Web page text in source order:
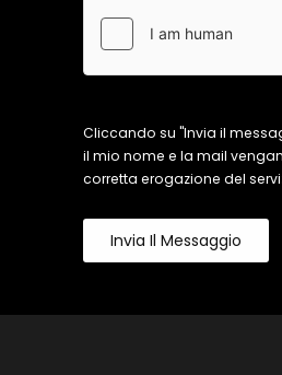
Cliccando su "Invia il
il mio nome e la mail
corretta erogazione del
Invia Il Messaggio